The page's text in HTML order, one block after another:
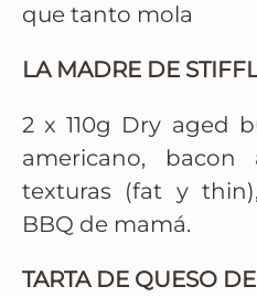
que tanto mola
LA MADRE DE
2 x 110g Dry aged
americano,
texturas (fat y
BBQ de mamá.
TARTA DE QUESO